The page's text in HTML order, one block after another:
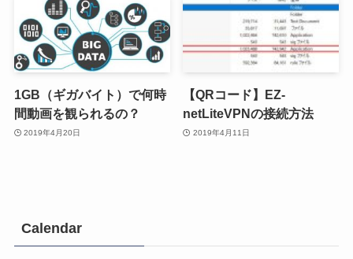
1GB（ギガバイト）で何時
間動画を観られるの？
2019年4月20日
【QRコード】EZ-
netLiteVPNの接続方法
2019年4月11日
Calendar